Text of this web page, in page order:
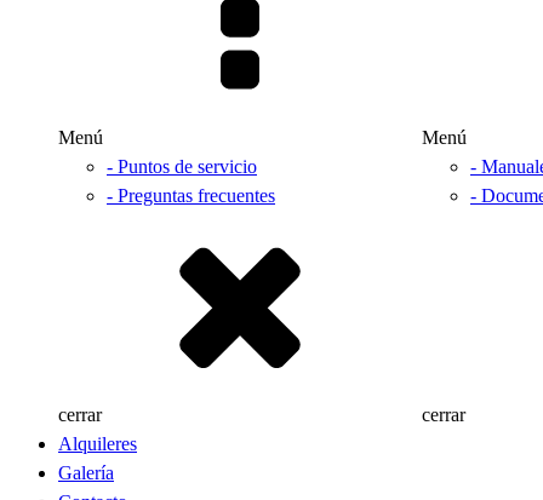
Menú
- Puntos de servicio
- Preguntas frecuentes
cerrar
Menú
-
-
cerrar
Alquileres
Galería